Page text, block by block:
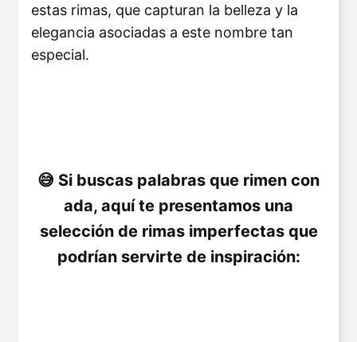
estas rimas, que capturan la belleza y la
elegancia asociadas a este nombre tan
especial.
Si buscas palabras que rimen con
ada, aquí te presentamos una
selección de rimas imperfectas que
podrían servirte de inspiración: